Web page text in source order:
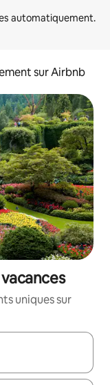
sur Airbnb
uniques sur
les flèches vers le